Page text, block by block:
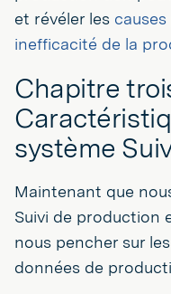
et révéler les
inefficacité de la
Chapitre
système
Maintenant que
Suivi de production
nous pencher sur
données de